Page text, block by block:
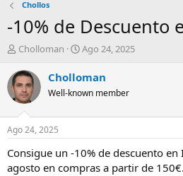
Chollos
-10% de Descuento
A
t
o
r
Cholloman
F
c
a
i
n
Ago 24, 2025
Cholloman
Well-known member
Ago 24, 2025
Consigue un -10% de descuento en
agosto en compras a partir de 150€.